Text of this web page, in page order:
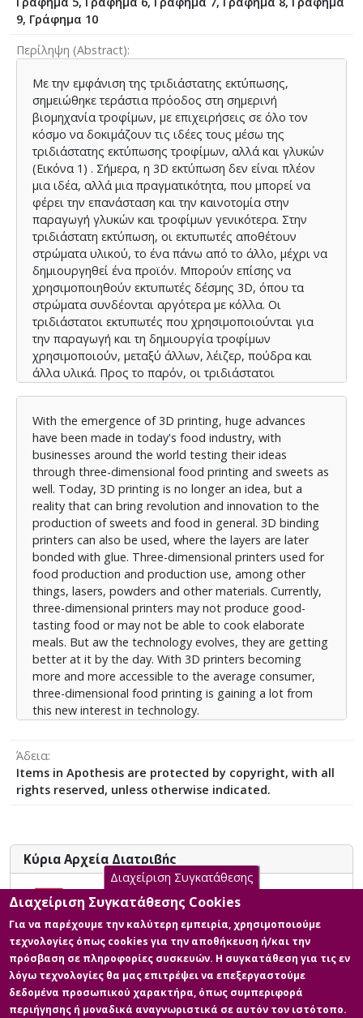
9, Γράφημα 10
Περίληψη (Abstract)
Με την εμφάνιση της τριδιάστατης εκτύπωσης,
σημειώθηκε τεράστια πρόοδος στη σημερινή
βιομηχανία τροφίμων, με επιχειρήσεις σε όλο τον
κόσμο να δοκιμάζουν τις ιδέες τους μέσω της
τριδιάστατης εκτύπωσης τροφίμων, αλλά και γλυκών
(Εικόνα 1) . Σήμερα, η 3D εκτύπωση δεν είναι πλέον
μια ιδέα, αλλά μια πραγματικότητα, που μπορεί να
φέρει την επανάσταση και την καινοτομία στην
παραγωγή γλυκών και τροφίμων γενικότερα. Στην
τριδιάστατη εκτύπωση, οι εκτυπωτές αποθέτουν
στρώματα υλικού, το ένα πάνω από το άλλο, μέχρι να
δημιουργηθεί ένα προϊόν. Μπορούν επίσης να
χρησιμοποιηθούν εκτυπωτές δέσμης 3D, όπου τα
στρώματα συνδέονται αργότερα με κόλλα. Οι
τριδιάστατοι εκτυπωτές που χρησιμοποιούνται για
την παραγωγή και τη δημιουργία τροφίμων
χρησιμοποιούν, μεταξύ άλλων, λέιζερ, πούδρα και
άλλα υλικά. Προς το παρόν, οι τριδιάστατοι
εξειδικευμένα γεύματα. Όσο προχωράει η τεχνολογία
όμως, γίνονται όλο και καλύτεροι. Με τους εκτυπωτές
3D να γίνονται όλο και πιο προσιτοί για τον μέσο
καταναλωτή, η τριδιάστατη εκτύπωση τροφίμων
κερδίζει πολλά από αυτό το νέο ενδιαφέρον για την
τεχνολογία.
With the emergence of 3D printing, huge advances
have been made in today's food industry, with
businesses around the world testing their ideas
through three-dimensional food printing and sweets as
well. Today, 3D printing is no longer an idea, but a
reality that can bring revolution and innovation to the
production of sweets and food in general. 3D binding
printers can also be used, where the layers are later
bonded with glue. Three-dimensional printers used for
food production and production use, among other
things, lasers, powders and other materials. Currently,
three-dimensional printers may not produce good-
tasting food or may not be able to cook elaborate
meals. But aw the technology evolves, they are getting
better at it by the day. With 3D printers becoming
more and more accessible to the average consumer,
three-dimensional food printing is gaining a lot from
this new interest in technology.
Άδεια
Items in Apothesis are protected by copyright, with all
rights reserved, unless otherwise indicated.
Κύρια Αρχεία Διατριβής
Η τριδιάστατη εκτύπωση ως
εργαλείο παραγωγής προϊόντων
ζαχαροπλαστικής: Μία κριτική
προσέγγιση
Περιγραφή:
126665_Τσούτσου_Ελένη.pdf (pdf)
Πληροφορίες: Κυρίως σώμα
Διαχείριση Συγκατάθεσης
Διαχείριση Συγκατάθεσης Cookies
Για να παρέχουμε την καλύτερη εμπειρία, χρησιμοποιούμε
τεχνολογίες όπως cookies για την αποθήκευση ή/και την
πρόσβαση σε πληροφορίες συσκευών. Η συγκατάθεση για τις εν
λόγω τεχνολογίες θα μας επιτρέψει να επεξεργαστούμε
δεδομένα προσωπικού χαρακτήρα, όπως συμπεριφορά
περιήγησης ή μοναδικά αναγνωριστικά σε αυτόν τον ιστότοπο.